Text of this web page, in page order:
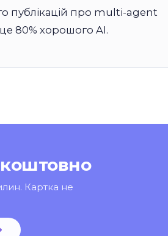
публікацій про multi-agent
80% хорошого AI.
Картка не